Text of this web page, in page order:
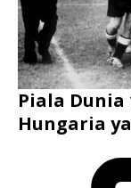
Piala Dunia
Hungaria